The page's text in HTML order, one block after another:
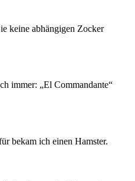
keine abhängigen Zocker
immer: „El Commandante“
bekam ich einen Hamster.